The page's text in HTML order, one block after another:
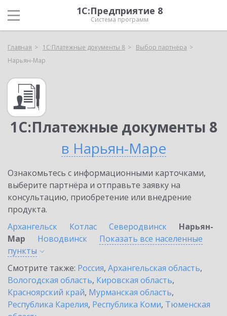
1С:Предприятие 8
Система программ
Главная 1С:Платежные документы 8
Выбор партнёра
Нарьян-Мар
1С:Платежные документы 8
в Нарьян-Маре
Ознакомьтесь с информационными карточками,
выберите партнёра и отправьте заявку на
консультацию, приобретение или внедрение
продукта.
Архангельск
Котлас Северодвинск
Нарьян-
Мар
Новодвинск
Показать все населенные
пункты
Смотрите также: Россия, Архангельская область,
Вологодская область, Кировская область,
Красноярский край, Мурманская область,
Республика Карелия, Республика Коми, Тюменская